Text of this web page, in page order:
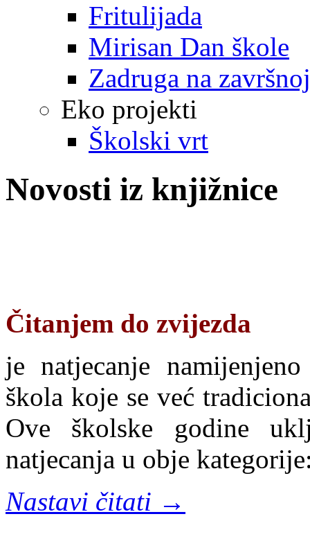
Fritulijada
Mirisan Dan škole
Zadruga na
Eko projekti
Školski vrt
Novosti iz knjižnice
Čitanjem do zvijezda
je natjecanje
škola koje se već
Ove školske godine
natjecanja u obje
Nastavi čitati →